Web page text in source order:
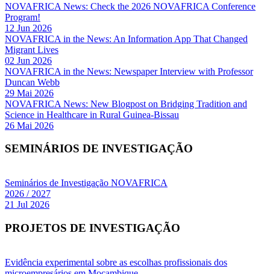
NOVAFRICA News: Check the 2026 NOVAFRICA Conference
Program!
12 Jun 2026
NOVAFRICA in the News: An Information App That Changed
Migrant Lives
02 Jun 2026
NOVAFRICA in the News: Newspaper Interview with Professor
Duncan Webb
29 Mai 2026
NOVAFRICA News: New Blogpost on Bridging Tradition and
Science in Healthcare in Rural Guinea-Bissau
26 Mai 2026
SEMINÁRIOS DE INVESTIGAÇÃO
Seminários de Investigação NOVAFRICA
2026 / 2027
21 Jul 2026
PROJETOS DE INVESTIGAÇÃO
Evidência experimental sobre as escolhas profissionais dos